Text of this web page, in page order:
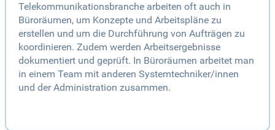
Telekommunikationsbranche arbeiten oft auch in
Büroräumen, um Konzepte und Arbeitspläne zu
erstellen und um die Durchführung von Aufträgen zu
koordinieren. Zudem werden Arbeitsergebnisse
dokumentiert und geprüft. In Büroräumen arbeitet man
in einem Team mit anderen Systemtechniker/innen
und der Administration zusammen.